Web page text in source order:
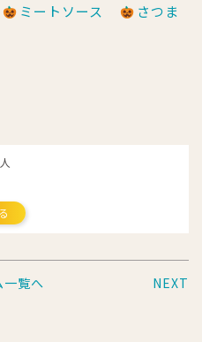
ミートソース
さつま
一覧へ NEXT